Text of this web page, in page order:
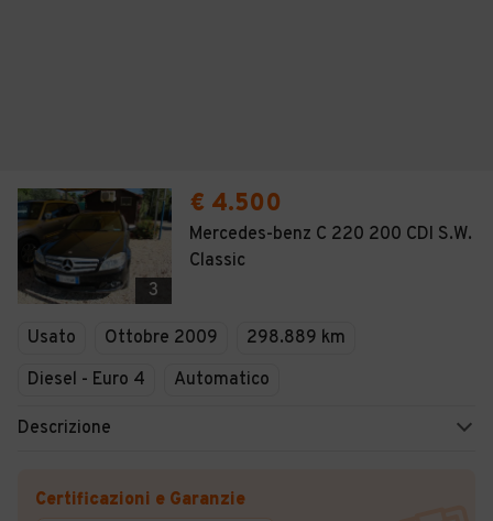
3
€ 4.500
Mercedes-benz C 220 200 CDI S.W.
Classic
Usato Ottobre 2009
298.889 km
Diesel - Euro 4
Automatico
Descrizione
Certificazioni e Garanzie